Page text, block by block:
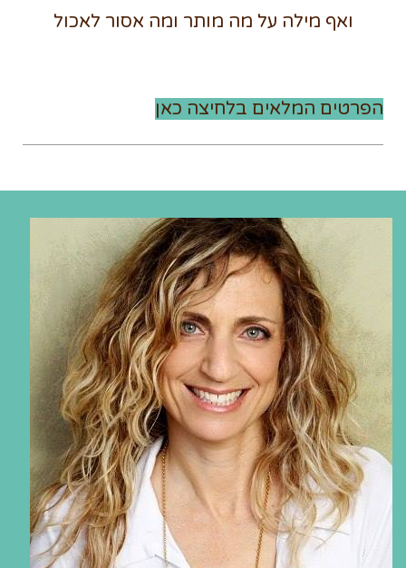
ואף מילה על מה מותר ומה אסור לאכול
הפרטים המלאים בלחיצה כאן